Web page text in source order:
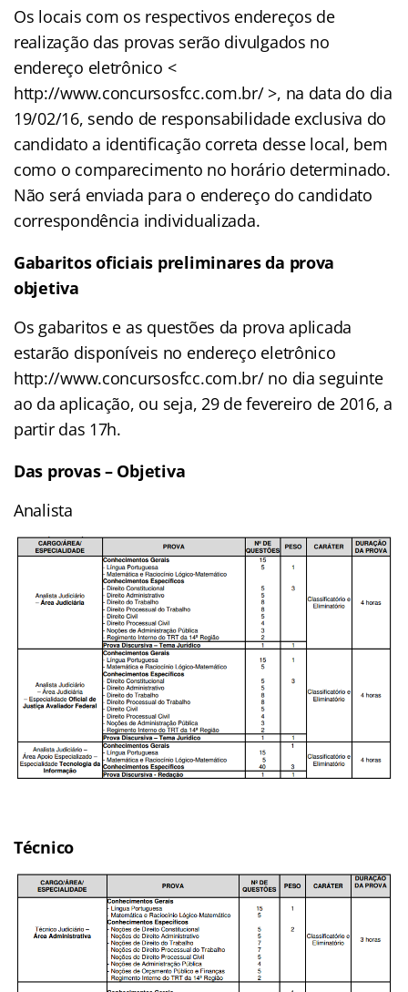
Os locais com os respectivos endereços de
realização das provas serão divulgados no
endereço eletrônico <
http://www.concursosfcc.com.br/ >, na data do dia
19/02/16, sendo de responsabilidade exclusiva do
candidato a identificação correta desse local, bem
como o comparecimento no horário determinado.
Não será enviada para o endereço do candidato
correspondência individualizada.
Gabaritos oficiais preliminares da prova
objetiva
Os gabaritos e as questões da prova aplicada
estarão disponíveis no endereço eletrônico
http://www.concursosfcc.com.br/ no dia seguinte
ao da aplicação, ou seja, 29 de fevereiro de 2016, a
partir das 17h.
Das provas – Objetiva
Analista
Técnico